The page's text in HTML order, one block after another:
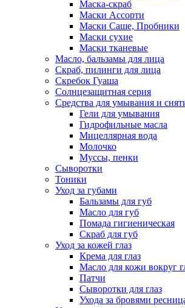
Маска-скраб
Маски Ассорти
Маски Саше, Пробники
Маски сухие
Маски тканевые
Масло, бальзамы для лица
Скраб, пилинги для лица
Скребок Гуаша
Солнцезащитная серия
Средства для умывания и
Гели для умывания
Гидрофильные масла
Мицеллярная вода
Молочко
Муссы, пенки
Сыворотки
Тоники
Уход за губами
Бальзамы для губ
Масло для губ
Помада гигиеническая
Скраб для губ
Уход за кожей глаз
Крема для глаз
Масло для кожи вокруг
Патчи
Сыворотки для глаз
Ухода за бровями